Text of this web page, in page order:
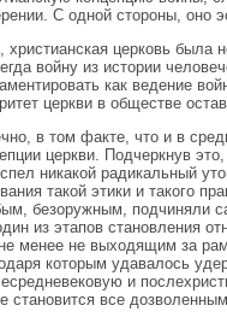
С одной стороны, оно
христианская церковь была
войну из истории
как ведение
церкви в обществе
в том факте, что и в
церкви. Подчеркнув
никакой радикальный
такой этики и такого
безоружным, подчиняли
из этапов становления
менее не выходящим за
которым удавалось
и
становится все